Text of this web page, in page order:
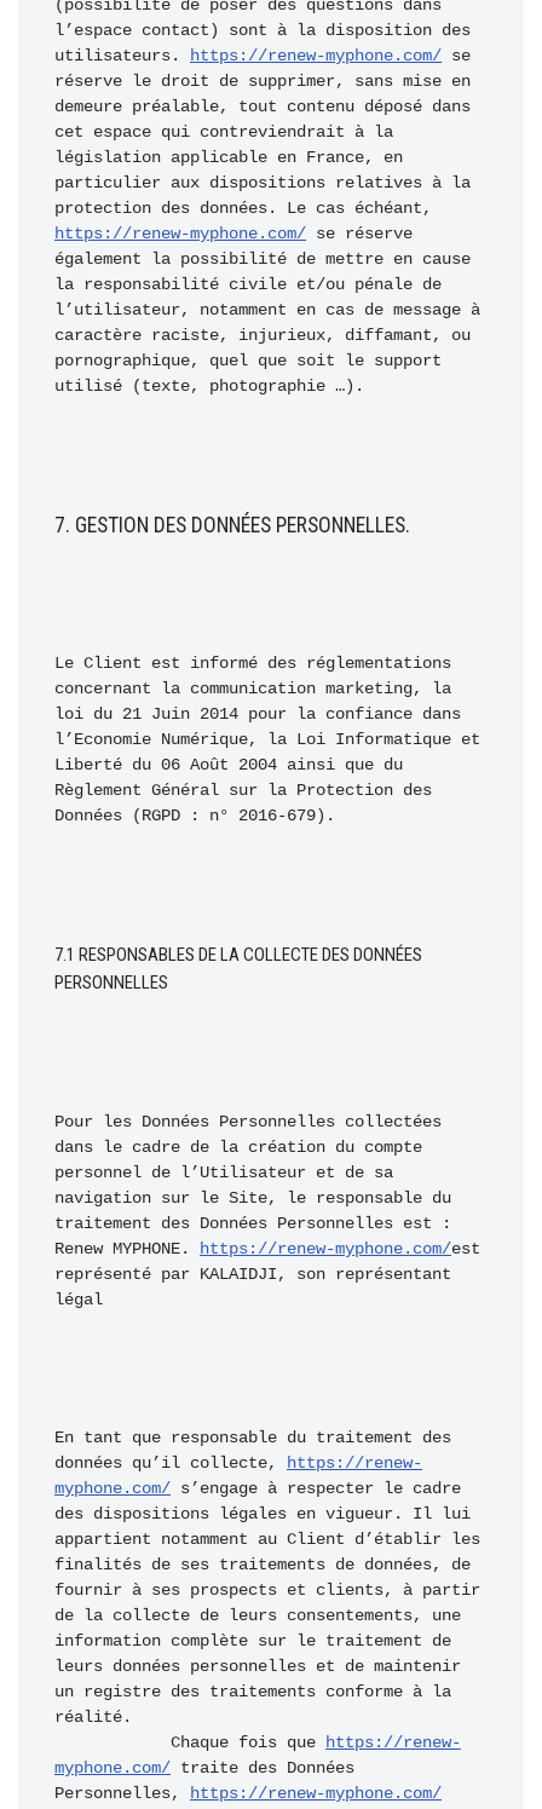
(possibilité de poser des questions dans
l’espace contact) sont à la disposition des
utilisateurs. https://renew-myphone.com/ se
réserve le droit de supprimer, sans mise en
demeure préalable, tout contenu déposé dans
cet espace qui contreviendrait à la
législation applicable en France, en
particulier aux dispositions relatives à la
https://renew-myphone.com/ se réserve
également la possibilité de mettre en cause
la responsabilité civile et/ou pénale de
l’utilisateur, notamment en cas de message à
caractère raciste, injurieux, diffamant, ou
pornographique, quel que soit le support
utilisé (texte, photographie …).
7. GESTION DES DONNÉES PERSONNELLES.
Le Client est informé des réglementations
concernant la communication marketing, la
loi du 21 Juin 2014 pour la confiance dans
l’Economie Numérique, la Loi Informatique et
Liberté du 06 Août 2004 ainsi que du
Règlement Général sur la Protection des
Données (RGPD : n° 2016-679).
7.1 RESPONSABLES DE LA COLLECTE DES DONNÉES
PERSONNELLES
Pour les Données Personnelles collectées
dans le cadre de la création du compte
personnel de l’Utilisateur et de sa
navigation sur le Site, le responsable du
traitement des Données Personnelles est :
Renew MYPHONE. https://renew-myphone.com/est
représenté par KALAIDJI, son représentant
légal
En tant que responsable du traitement des
données qu’il collecte, https://renew-
myphone.com/ s’engage à respecter le cadre
des dispositions légales en vigueur. Il lui
appartient notamment au Client d’établir les
finalités de ses traitements de données, de
fournir à ses prospects et clients, à partir
de la collecte de leurs consentements, une
information complète sur le traitement de
leurs données personnelles et de maintenir
un registre des traitements conforme à la
réalité.
            Chaque fois que
https://renew-
myphone.com/ traite des Données
Personnelles, https://renew-myphone.com/